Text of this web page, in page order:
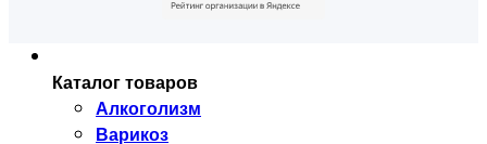
Каталог товаров
Алкоголизм
Варикоз